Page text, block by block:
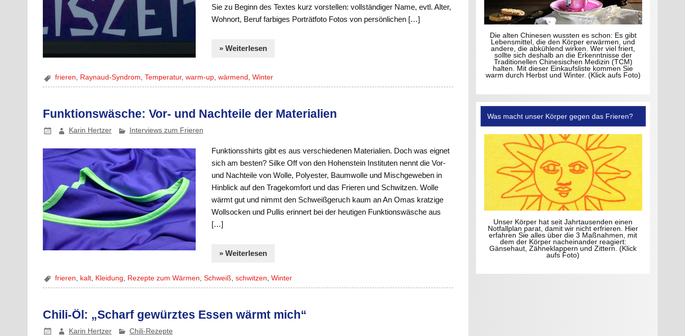
Sie zu Beginn des Textes kurz vorstellen: vollständiger Name, evtl. Alter,
Wohnort, Beruf farbiges Porträtfoto Fotos von persönlichen […]
» Weiterlesen
frieren, Raynaud-Syndrom,Temperatur,warm-up,wärmend ,Winter
Funktionswäsche: Vor- und Nachteile der Materialien
Karin Hertzer Interviews zum Frieren
Funktionsshirts gibt es aus verschiedenen Materialien. Doch was eignet
sich am besten? Silke Off von den Hohenstein Instituten nennt die Vor-
und Nachteile von Wolle, Polyester, Baumwolle und Mischgeweben in
Hinblick auf den Tragekomfort und das Frieren und Schwitzen. Wolle
wärmt gut und nimmt den Schweißgeruch kaum an An Omas kratzige
Wollsocken und Pullis erinnert bei der heutigen Funktionswäsche aus
[…]
» Weiterlesen
frieren, kalt, Kleidung, Rezepte zum Wärmen,Schweiß,schwitzen,Winter
Chili-Öl: „Scharf gewürztes Essen wärmt mich“
Karin Hertzer Chili-Rezepte
Die alten Chinesen wussten es schon: Es gibt
Lebensmittel, die den Körper erwärmen, und
andere, die abkühlend wirken. Wer viel friert,
sollte sich deshalb an die Erkenntnisse der
Traditionellen Chinesischen Medizin (TCM)
halten. Mit dieser Einkaufsliste kommen Sie
warm durch Herbst und Winter. (Klick aufs Foto)
Was macht unser Körper gegen das Frieren?
Unser Körper hat seit Jahrtausenden einen
Notfallplan parat, damit wir nicht erfrieren. Hier
erfahren Sie alles über die 3 Maßnahmen, mit
dem der Körper nacheinander reagiert:
Gänsehaut, Zähneklappern und Zittern. (Klick
aufs Foto)